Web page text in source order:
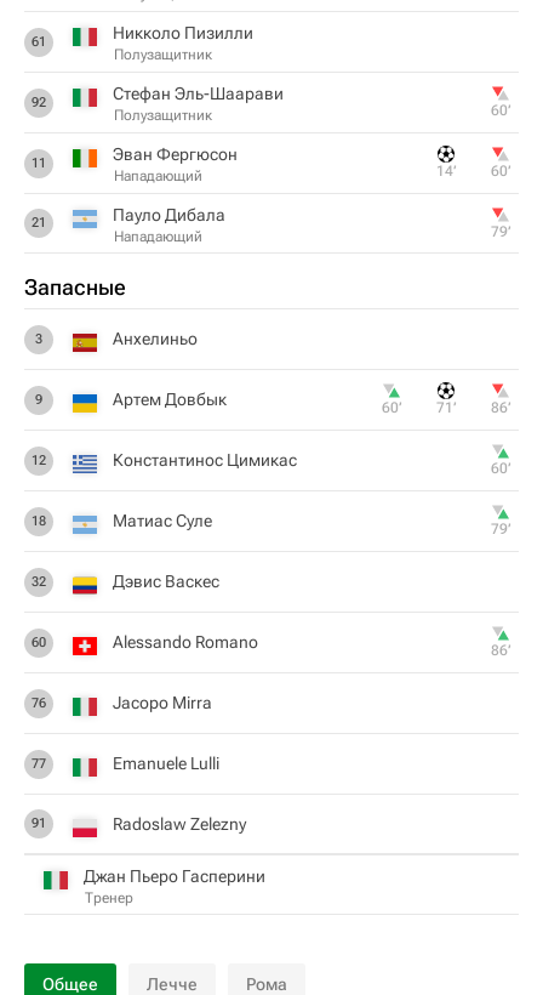
61 Никколо Пизилли
Полузащитник
92 Стефан Эль-Шаарави
Полузащитник 60‎’‎
11 Эван Фергюсон
Нападающий 14‎’‎ 60‎’‎
21 Пауло Дибала
Нападающий 79‎’‎
Запасные
3 Анхелиньо
9 Артем Довбык 60‎’‎ 71‎’‎ 86‎’‎
12 Константинос Цимикас 60‎’‎
18 Матиас Суле 79‎’‎
32 Дэвис Васкес
60 Alessando Romano 86‎’‎
76 Jacopo Mirra
77 Emanuele Lulli
91 Radoslaw Zelezny
Джан Пьеро Гасперини
Тренер
Общее Лечче Рома